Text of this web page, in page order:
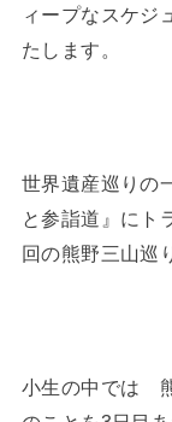
ィープなスケジ
たします。
世界遺産巡りの
と参詣道』にト
回の熊野三山巡
小生の中では